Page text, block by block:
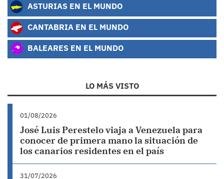
ASTURIAS EN EL MUNDO
CANTABRIA EN EL MUNDO
BALEARES EN EL MUNDO
LO MÁS VISTO
01/08/2026
José Luis Perestelo viaja a Venezuela para
conocer de primera mano la situación de
los canarios residentes en el país
31/07/2026